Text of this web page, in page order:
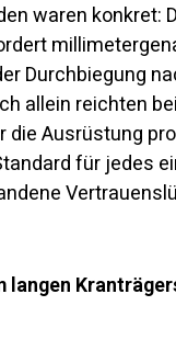
waren konkret:
Durchbiegung
allein reichten
die Ausrüstung
für jedes
langen